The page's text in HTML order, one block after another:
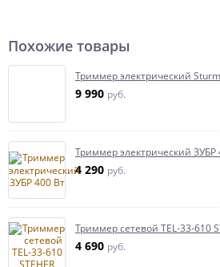
Похожие товары
Триммер электрический
9 990 руб.
Триммер электрический ЗУБР
4 290 руб.
Триммер сетевой TEL-33-610
4 690 руб.